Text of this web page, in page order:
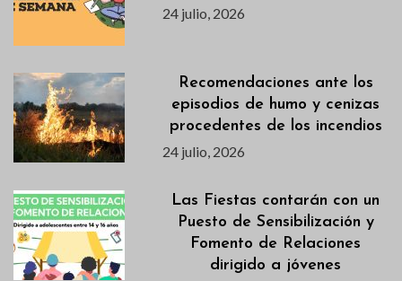
24 julio, 2026
Recomendaciones ante los
episodios de humo y cenizas
procedentes de los incendios
24 julio, 2026
Las Fiestas contarán con un
Puesto de Sensibilización y
Fomento de Relaciones
dirigido a jóvenes